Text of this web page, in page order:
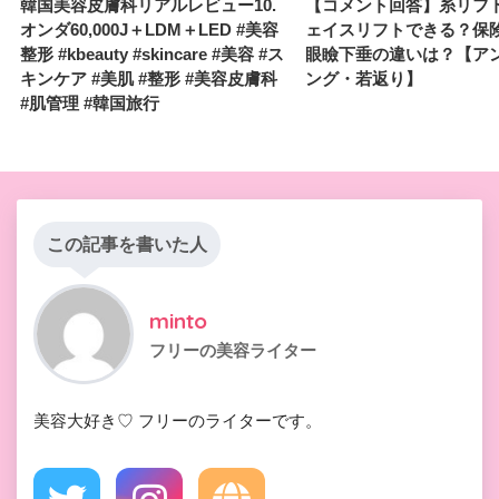
韓国美容皮膚科リアルレビュー10.
オンダ60,000J＋LDM＋LED #美容
整形 #kbeauty #skincare #美容 #ス
キンケア #美肌 #整形 #美容皮膚科
#肌管理 #韓国旅行
【コメント回答】糸リフ
ェイスリフトできる？保
眼瞼下垂の違いは？【ア
ング・若返り】
この記事を書いた人
minto
フリーの美容ライター
美容大好き♡ フリーのライターです。